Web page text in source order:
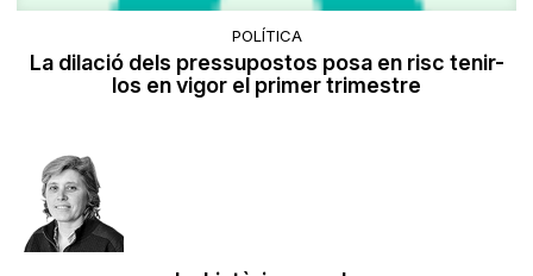
POLÍTICA
La dilació dels pressupostos posa en risc tenir-
los en vigor el primer trimestre